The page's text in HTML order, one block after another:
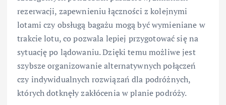
rezerwacji, zapewnieniu łączności z kolejnymi
lotami czy obsługą bagażu mogą być wymieniane w
trakcie lotu, co pozwala lepiej przygotować się na
sytuację po lądowaniu. Dzięki temu możliwe jest
szybsze organizowanie alternatywnych połączeń
czy indywidualnych rozwiązań dla podróżnych,
których dotknęły zakłócenia w planie podróży.